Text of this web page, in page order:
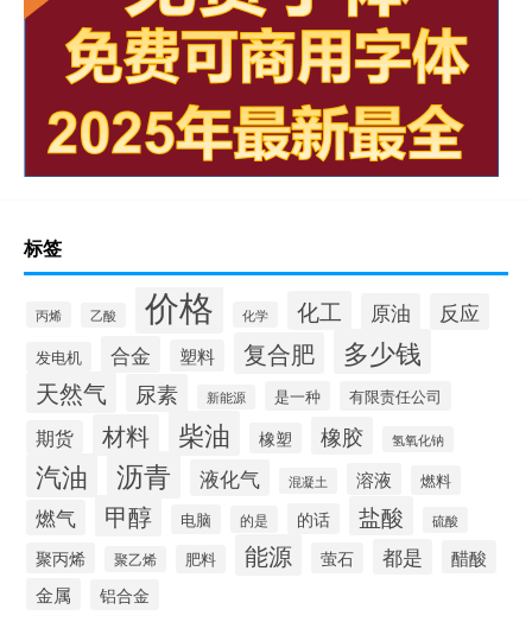
标签
丙烯 乙酸 价格 化学 化工 原油 反应
发电机 合金 塑料 复合肥 多少钱
天然气 尿素 新能源 是一种 有限责任公司
期货 材料 柴油 橡塑 橡胶 氢氧化钠
汽油 沥青 液化气 混凝土 溶液 燃料
燃气 甲醇 电脑 的是 的话 盐酸 硫酸
聚丙烯 聚乙烯 肥料 能源 萤石 都是 醋酸
金属 铝合金